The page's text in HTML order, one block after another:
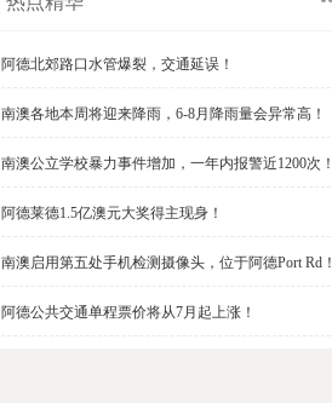
阿德北郊路口水管爆裂，交通延误！
南澳各地本周将迎来降雨，6-8月降雨量会异常高！
南澳公立学校暴力事件增加，一年内报警近1200次！
阿德莱德1.5亿澳元大奖得主现身！
南澳启用第五处手机检测摄像头，位于阿德Port Rd！
阿德公共交通单程票价将从7月起上涨！